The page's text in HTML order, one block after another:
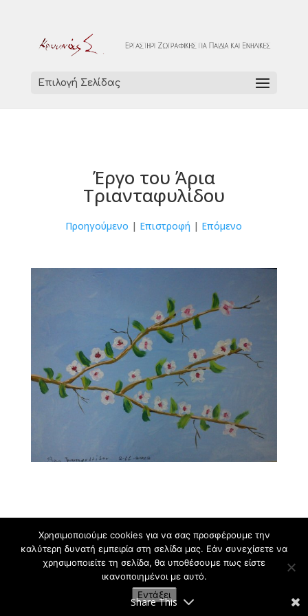
Επιλογή Σελίδας
Έργο του Άρια
Τριανταφυλίδου
Προηγούμενο | Επιστροφή | Επόμενο
Εργαστήρι Ζωγραφικής για Παιδιά και Ενήλικες
Κρυωνάς Σ. | 2009-2021
Share This
Χρησιμοποιούμε cookies για να σας προσφέρουμε την
καλύτερη δυνατή εμπειρία στη σελίδα μας. Εάν συνεχίσετε να
χρησιμοποιείτε τη σελίδα, θα υποθέσουμε πως είστε
ικανοποιημένοι με αυτό.
Εντάξει